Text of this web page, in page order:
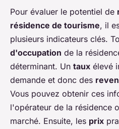
Pour évaluer le potentiel de
résidence de tourisme, il
plusieurs indicateurs clés.
d'occupation de la
déterminant. Un taux élevé
demande et donc des
Vous pouvez obtenir ces
l'opérateur de la résidence
marché. Ensuite, les prix